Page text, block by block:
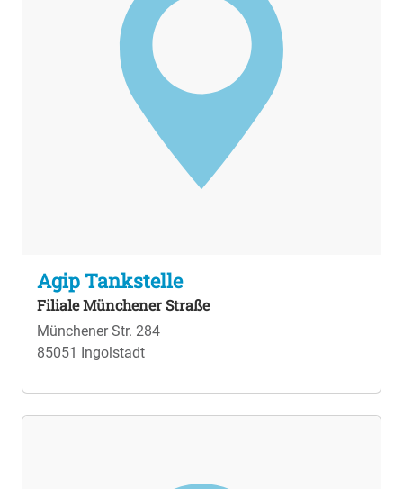
Agip Tankstelle
Filiale Münchener Straße
Münchener Str. 284
85051 Ingolstadt